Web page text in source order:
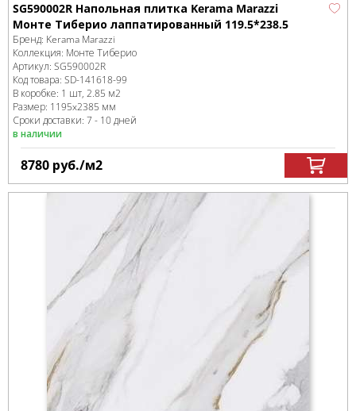
SG590002R Напольная плитка Kerama Marazzi
Монте Тиберио лаппатированный 119.5*238.5
Бренд: Kerama Marazzi
Коллекция: Монте Тиберио
Артикул: SG590002R
Код товара: SD-141618-99
В коробке: 1 шт, 2.85 м2
Размер: 1195x2385 мм
Сроки доставки: 7 - 10 дней
в наличии
8780 руб./м2